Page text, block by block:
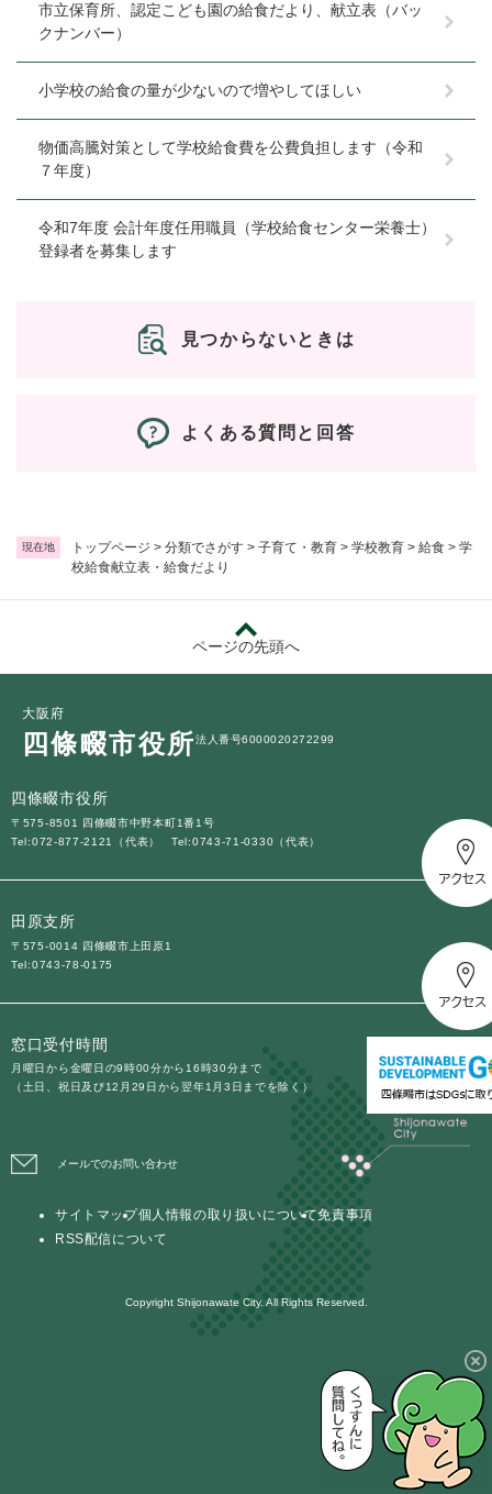
現在地 トップページ > 分類でさがす > 子育て・教育 > 学校教育 > 給食 > 学
校給食献立表・給食だより
市立保育所、認定こども園の給食だより、献立表（バッ
クナンバー）
小学校の給食の量が少ないので増やしてほしい
物価高騰対策として学校給食費を公費負担します（令和
７年度）
令和7年度 会計年度任用職員（学校給食センター栄養士）
登録者を募集します
見つからないときは
よくある質問と回答
ページの先頭へ
大阪府
四條畷市役所法人番号6000020272299
四條畷市役所
〒575-8501 四條畷市中野本町1番1号
Tel:072-877-2121（代表）
Tel:0743-71-0330（代表）
田原支所
〒575-0014 四條畷市上田原1
Tel:0743-78-0175
窓口受付時間
月曜日から金曜日の9時00分から16時30分まで
（土日、祝日及び12月29日から翌年1月3日までを除く）
メールでのお問い合わせ
サイトマップ個人情報の取り扱いについて免責事項
RSS配信について
Copyright Shijonawate City. All Rights Reserved.